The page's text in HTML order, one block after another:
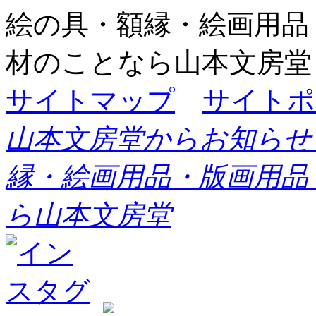
絵の具・額縁・絵画用
材のことなら山本文房堂
サイトマップ
サイト
山本文房堂からお知ら
縁・絵画用品・版画用
ら山本文房堂